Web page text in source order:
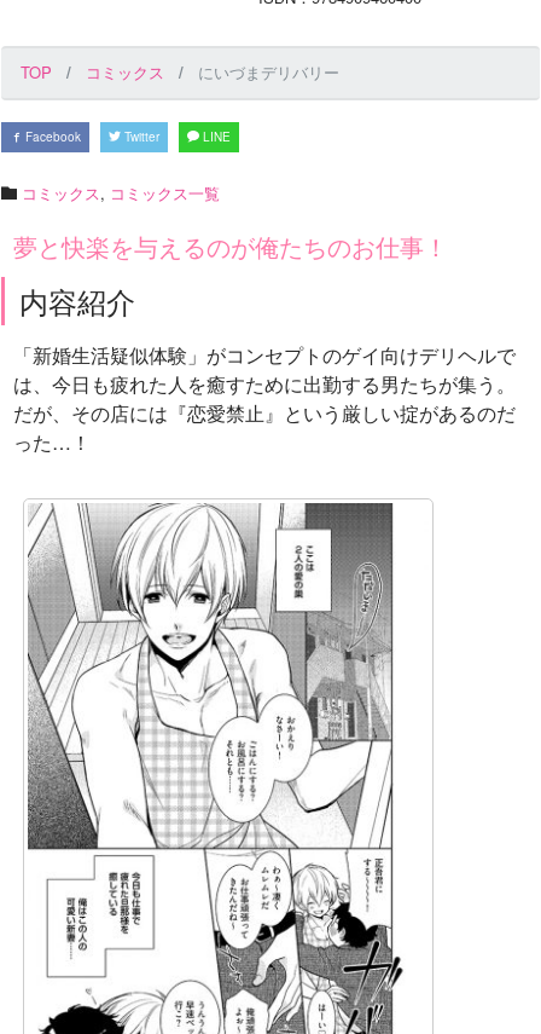
TOP コミックス にいづまデリバリー
Facebook Twitter LINE
コミックス, コミックス一覧
夢と快楽を与えるのが俺たちのお仕事！
内容紹介
「新婚生活疑似体験」がコンセプトのゲイ向けデリヘルで
は、今日も疲れた人を癒すために出勤する男たちが集う。
だが、その店には『恋愛禁止』という厳しい掟があるのだ
った…！